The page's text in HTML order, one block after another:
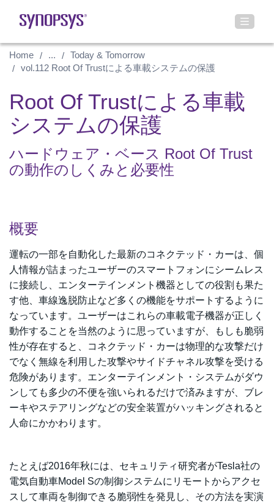
Home ...
Today & Tomorrow
vol.112 Root Of Trustによる車載システムの保護
Root Of Trustによる車載
システムの保護
ハードウェア・ベース Root Of Trust
の動作のしくみと必要性
概要
運転の一部を自動化した最新のコネクテッド・カーは、個
人情報が詰まったユーザーのスマートフォンにシームレス
に接続し、エンターテインメント機器としての役割も果た
す他、車線逸脱防止など多くの機能をサポートするように
なっています。ユーザーはこれらの車載電子機器が正しく
動作することを当然のように思っていますが、もしも脆弱
性が存在すると、コネクテッド・カーは物理的な攻撃だけ
でなく無線を利用した攻撃やサイドチャネル攻撃を受ける
危険があります。エンターテインメント・システムがダウ
ンしても多少の不便を強いられるだけで済みますが、ブレ
ーキやステアリングなどの安全装置がハッキングされると
人命にかかわります。
たとえば2016年秋には、セキュリティ研究者がTesla社の
電気自動車Model Sの制御システムにリモートからアクセ
スして車両を制御できる脆弱性を発見し、その方法を実演